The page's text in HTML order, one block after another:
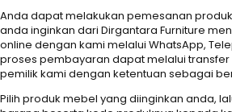
Anda dapat melakukan pemesanan
anda inginkan dari Dirgantara Furniture
online dengan kami melalui WhatsApp,
proses pembayaran dapat melalui
pemilik kami dengan ketentuan sebagai
Pilih produk mebel yang diinginkan anda,